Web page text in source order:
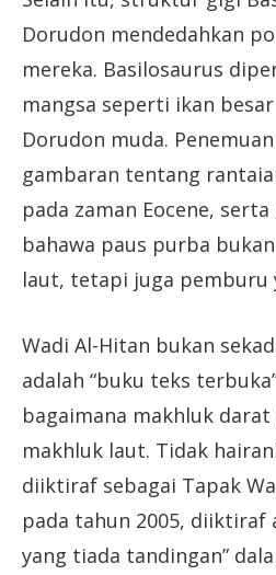
Dorudon mendedahkan
mereka. Basilosaurus
mangsa seperti ikan
Dorudon muda.
gambaran tentang
pada zaman Eocene,
bahawa paus purba
laut, tetapi juga pemburu
Wadi Al-Hitan bukan
adalah “buku teks
bagaimana makhluk
makhluk laut. Tidak
diiktiraf sebagai Tapak
pada tahun 2005, diiktiraf
yang tiada tandingan”